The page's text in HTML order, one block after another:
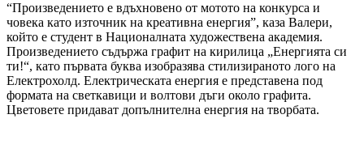
“Произведението е вдъхновено от мотото на конкурса и
човека като източник на креативна енергия”, каза Валери,
който е студент в Националната художествена академия.
Произведението съдържа графит на кирилица „Енергията си
ти!“, като първата буква изобразява стилизираното лого на
Електрохолд. Електрическата енергия е представена под
формата на светкавици и волтови дъги около графита.
Цветовете придават допълнителна енергия на творбата.